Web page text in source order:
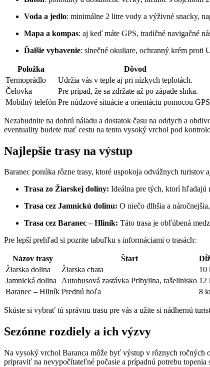
Voda ‍a jedlo: minimálne 2 litre vody a výživné ⁤snacky,
Mapa a kompas: aj keď ⁣máte GPS, ⁣tradičné ⁣navigačné
Ďalšie vybavenie: slnečné okuliare, ochranný krém proti
Položka
Dôvod
Termoprádlo
Udržia⁤ vás‌ v teple aj pri nízkych teplotách.
Čelovka
Pre​ prípad, že sa zdržate až po západe slnka.
Mobilný telefón Pre núdzové situácie a orientáciu⁤ pomocou
Nezabudnite na dobrú⁢ náladu a dostatok času na oddych a
eventuality budete mať cestu na tento vysoký vrchol pod
Najlepšie trasy na výstup
Baranec ponúka rôzne trasy, ‌ktoré uspokoja odvážnych
Trasa zo Žiarskej doliny: Ideálna pre tých, ktorí ‍hľadajú
Trasa cez Jamnickú dolinu: O niečo dlhšia a
Trasa cez Baranec –⁣ Hliník: Táto trasa je obľúbená
Pre lepší prehľad si pozrite tabuľku ‍s informáciami o trasách:
Názov trasy Štart
Žiarska dolina
Žiarska chata 10
Jamnická ‌dolina Autobusová zastávka‌ Pribylina, rašelinisko 12
Baranec – Hliník Prednú hoľa 8
Skúste si vybrať tú správnu ‍trasu pre vás a užite si‍ nádhernú
Sezónne rozdiely a ich výzvy
Na vysoký vrchol Baranca môže byť‌ výstup v rôznych
pripraviť na nevypočítateľné počasie a prípadnú potrebu